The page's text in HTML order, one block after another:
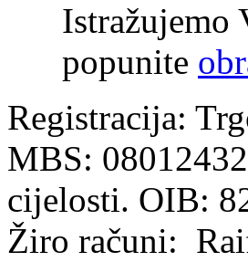
Istražujemo
popunite
Registracija:
MBS:
cijelosti. OIB:
Žiro računi: